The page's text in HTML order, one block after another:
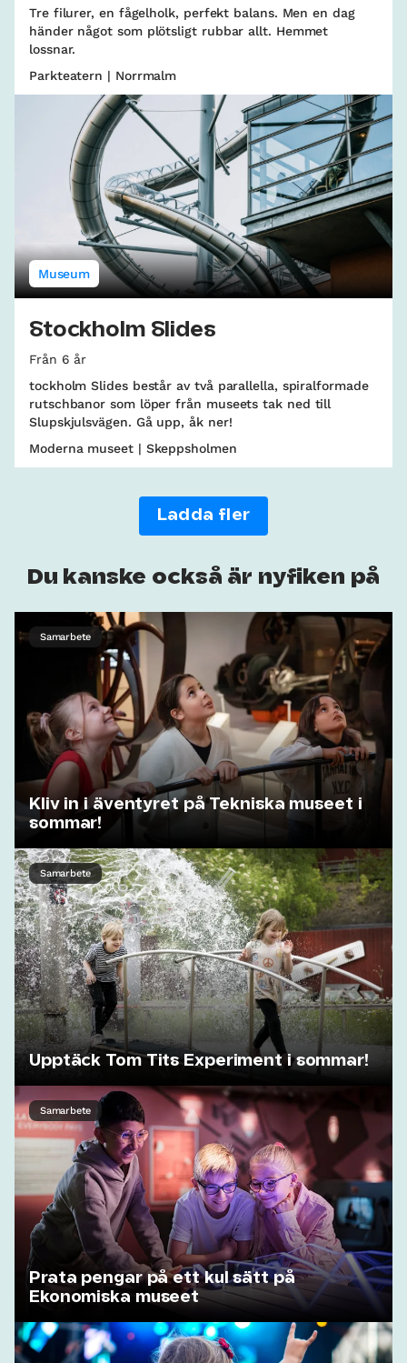
Tre filurer, en fågelholk, perfekt balans. Men en dag
händer något som plötsligt rubbar allt. Hemmet
lossnar.
Parkteatern | Norrmalm
Museum
Stockholm Slides
Från 6 år
tockholm Slides består av två parallella, spiralformade
rutschbanor som löper från museets tak ned till
Slupskjulsvägen. Gå upp, åk ner!
Moderna museet | Skeppsholmen
Ladda fler
Du kanske också är nyfiken på
Samarbete
Kliv in i äventyret på Tekniska museet i
sommar!
Samarbete
Upptäck Tom Tits Experiment i sommar!
Samarbete
Prata pengar på ett kul sätt på
Ekonomiska museet